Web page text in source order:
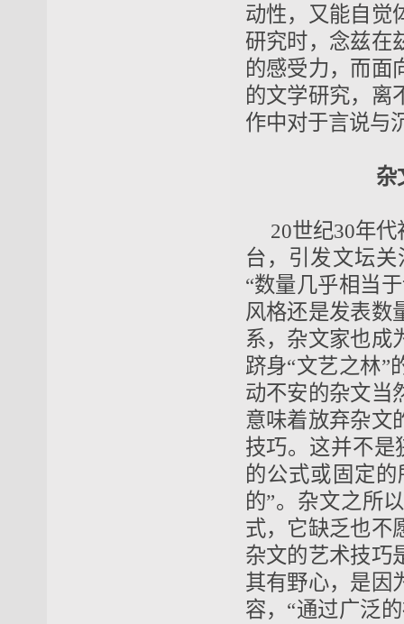
动性，又能自觉
研究时，念兹在
的感受力，而面
的文学研究，离
作中对于言说与
杂
20世纪30年
台，引发文坛
“数量几乎相当
风格还是发表数
系，杂文家也成
跻身“文艺之林”
动不安的杂文当
意味着放弃杂文
技巧。这并不是
的公式或固定
的”。杂文之所
式，它缺乏也不
杂文的艺术技巧
其有野心，是因
容，“通过广泛